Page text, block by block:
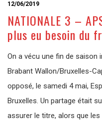
12/06/2019
NATIONALE 3 –
plus eu besoin du
On a vécu une fin de saison
Brabant Wallon/Bruxelles-
opposé, le samedi 4 mai,
Bruxelles. Un partage était
assurer le titre, alors que